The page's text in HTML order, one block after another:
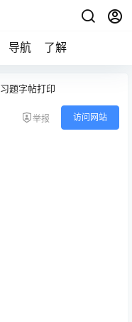
导航 了解
习题字帖打印
举报 访问网站